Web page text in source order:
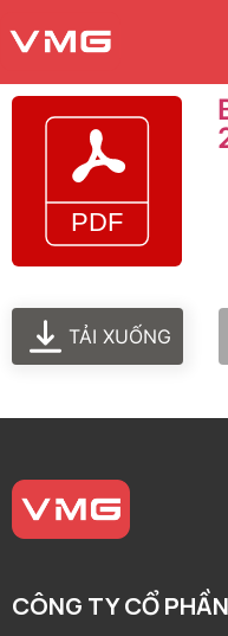
TẢI XUỐNG
CÔNG TY CỔ